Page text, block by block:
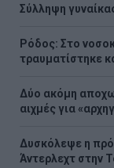
Σύλληψη
Ρόδος: Στο
τραυματίστηκε
Δύο ακόμη
αιχμές για
Δυσκόλεψε η
Άντερλεχτ στην